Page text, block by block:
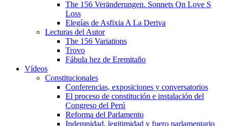
The 156 Veränderungen. Sonnets On Love S
Loss
Elegías de Asfixia A La Deriva
Lecturas del Autor
The 156 Variations
Trovo
Fábula hez de Eremitaño
Vídeos
Constitucionales
Conferencias, exposiciones y conversatorios
El proceso de constitución e instalación del
Congreso del Perú
Reforma del Parlamento
Indemnidad, legitimidad y fuero parlamentario